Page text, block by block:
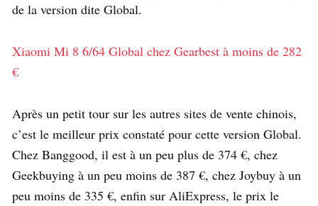
de la version dite Global.
Xiaomi Mi 8 6/64 Global chez Gearbest à moins de 282
€
Après un petit tour sur les autres sites de vente chinois,
c’est le meilleur prix constaté pour cette version Global.
Chez Banggood, il est à un peu plus de 374 €, chez
Geekbuying à un peu moins de 387 €, chez Joybuy à un
peu moins de 335 €, enfin sur AliExpress, le prix le